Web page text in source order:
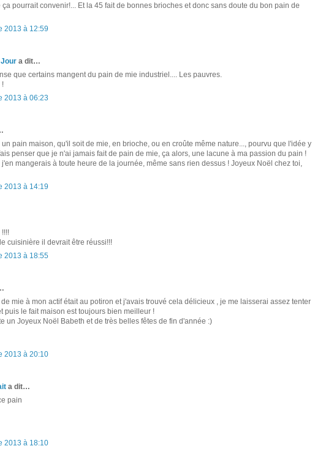
ça pourrait convenir!... Et la 45 fait de bonnes brioches et donc sans doute du bon pain de
2013 à 12:59
Jour a dit…
que certains mangent du pain de mie industriel.... Les pauvres.
!
2013 à 06:23
un pain maison, qu'il soit de mie, en brioche, ou en croûte même nature..., pourvu que l'idée y
penser que je n'ai jamais fait de pain de mie, ça alors, une lacune à ma passion du pain !
j'en mangerais à toute heure de la journée, même sans rien dessus ! Joyeux Noël chez toi,
2013 à 14:19
cuisinière il devrait être réussi!!!
2013 à 18:55
mie à mon actif était au potiron et j'avais trouvé cela délicieux , je me laisserai assez tenter
puis le fait maison est toujours bien meilleur !
un Joyeux Noël Babeth et de très belles fêtes de fin d'année :)
2013 à 20:10
a dit…
pain
2013 à 18:10